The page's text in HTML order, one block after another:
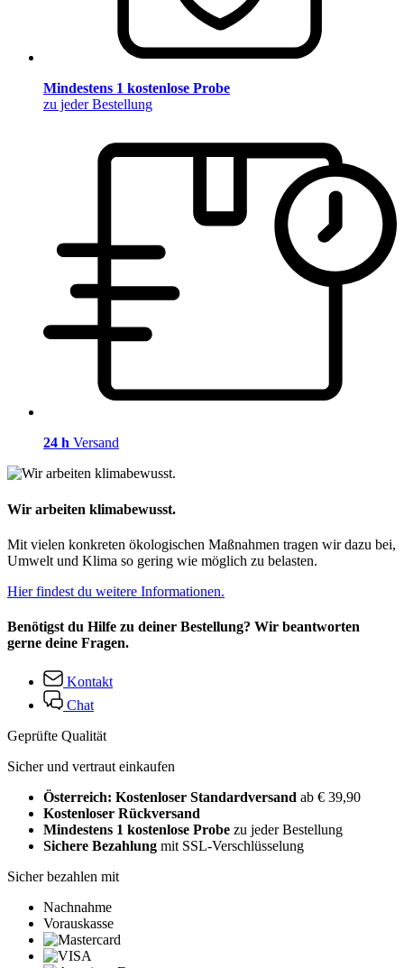
Mindestens 1 kostenlose Probe
zu jeder Bestellung
24 h Versand
Wir arbeiten klimabewusst.
Mit vielen konkreten ökologischen Maßnahmen tragen wir dazu bei,
Umwelt und Klima so gering wie möglich zu belasten.
Hier findest du weitere Informationen.
Benötigst du Hilfe zu deiner Bestellung? Wir beantworten
gerne deine Fragen.
Kontakt
Chat
Geprüfte Qualität
Sicher und vertraut einkaufen
Österreich: Kostenloser Standardversand ab € 39,90
Kostenloser Rückversand
Mindestens 1 kostenlose Probe zu jeder Bestellung
Sichere Bezahlung mit SSL-Verschlüsselung
Sicher bezahlen mit
Nachnahme
Vorauskasse